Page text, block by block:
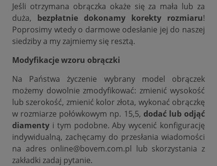
Jeśli otrzymana obrączka okaże się za mała lub za
duża, bezpłatnie dokonamy korekty rozmiaru!
Poprosimy wtedy o darmowe odesłanie jej do naszej
siedziby a my zajmiemy się resztą.
Modyfikacje wzoru obrączki
Na Państwa życzenie wybrany model obrączek
możemy dowolnie zmodyfikować: zmienić wysokość
lub szerokość, zmienić kolor złota, wykonać obrączkę
w rozmiarze połówkowym np. 15,5, dodać lub odjąć
diamenty i tym podobne. Aby wycenić konfigurację
indywidualną, zachęcamy do przesłania wiadomości
na adres online@bovem.com.pl lub skorzystania z
zakładki zadaj pytanie.